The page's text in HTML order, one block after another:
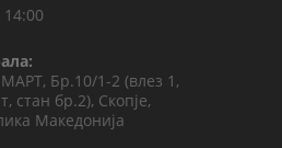
14:00
Бр.10/1-2 (влез 1,
стан бр.2), Скопје,
Македонија